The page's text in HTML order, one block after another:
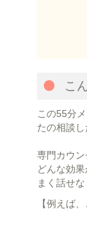
こ
この55分
たの相談
専門カウ
どんな効
まく話せな
【例えば